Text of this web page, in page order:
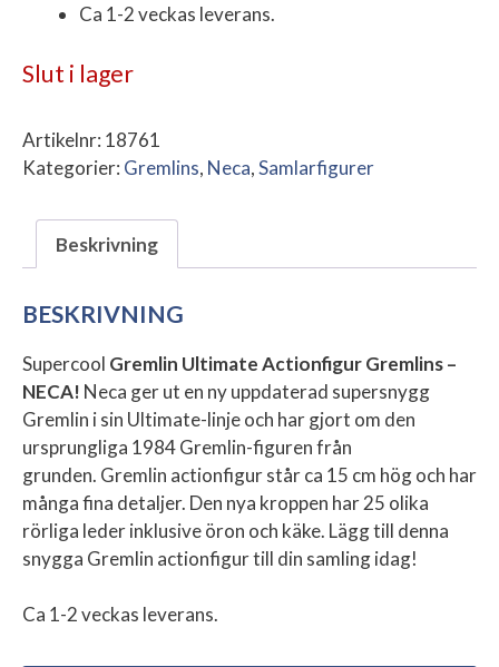
Ca 1-2 veckas leverans.
Slut i lager
Artikelnr: 18761
Kategorier: Gremlins, Neca,Samlarfigurer
Beskrivning
BESKRIVNING
Supercool Gremlin Ultimate Actionfigur Gremlins –
NECA! Neca ger ut en ny uppdaterad supersnygg
Gremlin i sin Ultimate-linje och har gjort om den
ursprungliga 1984 Gremlin-figuren från
grunden. Gremlin actionfigur står ca 15 cm hög och har
många fina detaljer. Den nya kroppen har 25 olika
rörliga leder inklusive öron och käke. Lägg till denna
snygga Gremlin actionfigur till din samling idag!
Ca 1-2 veckas leverans.